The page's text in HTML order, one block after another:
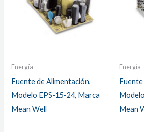
Energía
Fuente de Alimentación,
Modelo EPS-15-24, Marca
Mean Well
Energía
Fuente
Mean